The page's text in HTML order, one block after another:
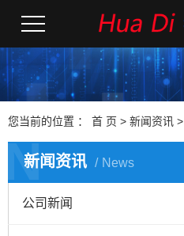
您当前的位置 ： 首 页 > 新闻资讯 >
新闻资讯 News
N
公司新闻